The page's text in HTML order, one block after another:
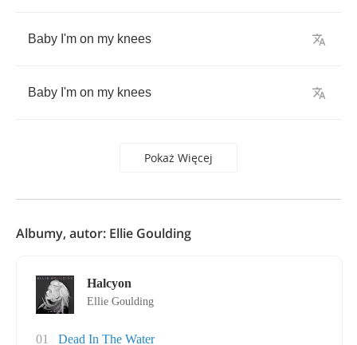
Baby I'm on my knees
Baby I'm on my knees
Pokaż Więcej
Albumy, autor: Ellie Goulding
Halcyon
Ellie Goulding
01
Dead In The Water